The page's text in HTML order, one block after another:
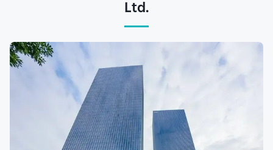
Ltd.